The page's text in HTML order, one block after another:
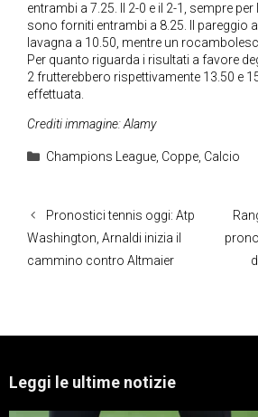
entrambi a 7.25. Il 2-0 e il 2-1, sempre
sono forniti entrambi a 8.25. Il pareggio
lavagna a 10.50, mentre un
Per quanto riguarda i risultati a favore
2 frutterebbero rispettivamente 13.50 e
effettuata.
Crediti immagine: Alamy
Categorie
Champions League, Coppe, Calcio
Pronostici tennis oggi: Atp
Washington, Arnaldi inizia il
cammino contro Altmaier
Leggi le ultime notizie